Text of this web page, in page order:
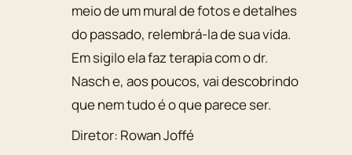
meio de um mural de fotos e detalhes
do passado, relembrá-la de sua vida.
Em sigilo ela faz terapia com o dr.
Nasch e, aos poucos, vai descobrindo
que nem tudo é o que parece ser.
Diretor: Rowan Joffé